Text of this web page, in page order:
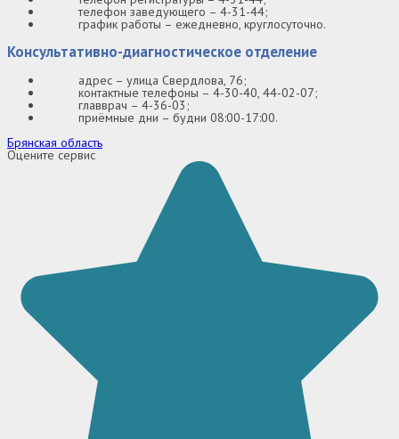
телефон заведующего – 4-31-44;
график работы – ежедневно, круглосуточно.
Консультативно-диагностическое отделение
адрес – улица Свердлова, 76;
контактные телефоны – 4-30-40, 44-02-07;
главврач – 4-36-03;
приёмные дни – будни 08:00-17:00.
Брянская область
Оцените сервис